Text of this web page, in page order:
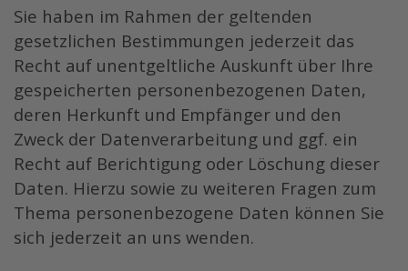
Sie haben im Rahmen der geltenden
gesetzlichen Bestimmungen jederzeit das
Recht auf unentgeltliche Auskunft über Ihre
gespeicherten personenbezogenen Daten,
deren Herkunft und Empfänger und den
Zweck der Datenverarbeitung und ggf. ein
Recht auf Berichtigung oder Löschung dieser
Daten. Hierzu sowie zu weiteren Fragen zum
Thema personenbezogene Daten können Sie
sich jederzeit an uns wenden.